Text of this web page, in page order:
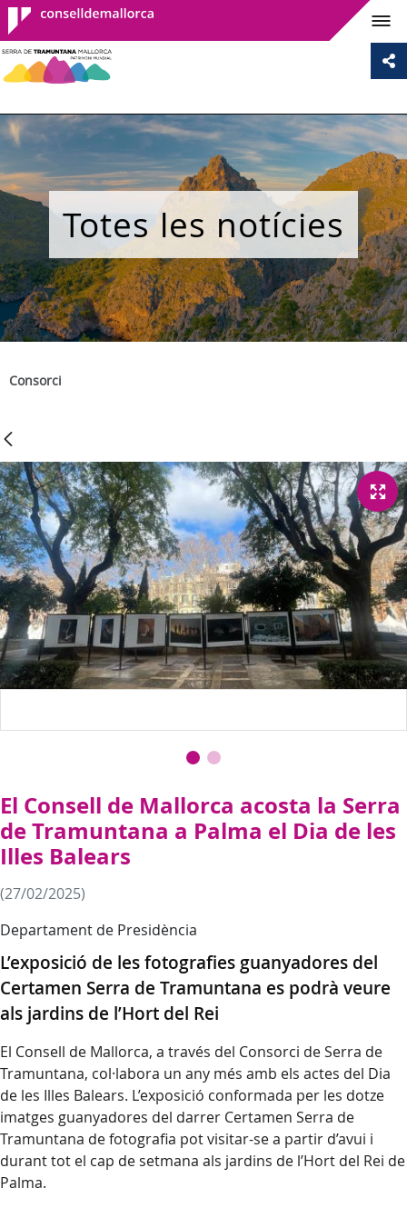
Consell de
Mallorca
Totes les notícies
Consorci
El Consell de Mallorca acosta la Serra
de Tramuntana a Palma el Dia de les
Illes Balears
(27/02/2025)
Departament de Presidència
L’exposició de les fotografies guanyadores del
Certamen Serra de Tramuntana es podrà veure
als jardins de l’Hort del Rei
El Consell de Mallorca, a través del Consorci de Serra de
Tramuntana, col·labora un any més amb els actes del Dia
de les Illes Balears. L’exposició conformada per les dotze
imatges guanyadores del darrer Certamen Serra de
Tramuntana de fotografia pot visitar-se a partir d’avui i
durant tot el cap de setmana als jardins de l’Hort del Rei de
Palma.